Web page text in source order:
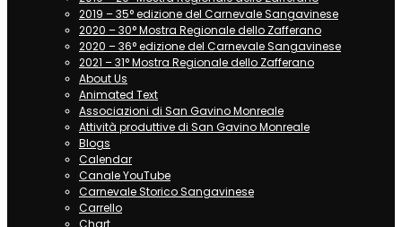
2019 – 35° edizione del Carnevale Sangavinese
2020 – 30° Mostra Regionale dello Zafferano
2020 – 36° edizione del Carnevale Sangavinese
2021 – 31° Mostra Regionale dello Zafferano
About Us
Animated Text
Associazioni di San Gavino Monreale
Attività produttive di San Gavino Monreale
Blogs
Calendar
Canale YouTube
Carnevale Storico Sangavinese
Carrello